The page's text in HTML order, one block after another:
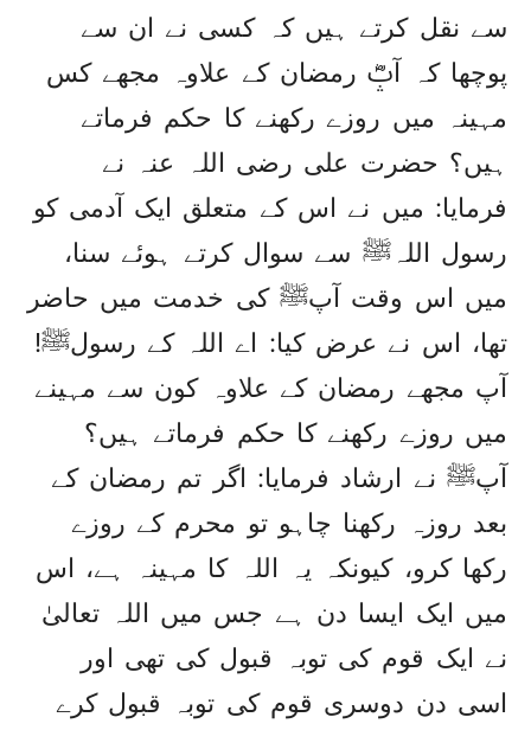
سے نقل کرتے ہیں کہ کسی نے ان سے
پوچھا کہ آپؓ رمضان کے علاوہ مجھے کس
مہینہ میں روزے رکھنے کا حکم فرماتے
ہیں؟ حضرت علی رضی اللہ عنہ نے
فرمایا: میں نے اس کے متعلق ایک آدمی کو
رسول اللہﷺ سے سوال کرتے ہوئے سنا،
میں اس وقت آپﷺ کی خدمت میں حاضر
تھا، اس نے عرض کیا: اے اللہ کے رسولﷺ!
آپ مجھے رمضان کے علاوہ کون سے مہینے
میں روزے رکھنے کا حکم فرماتے ہیں؟
آپﷺ نے ارشاد فرمایا: اگر تم رمضان کے
بعد روزہ رکھنا چاہو تو محرم کے روزے
رکھا کرو، کیونکہ یہ اللہ کا مہینہ ہے، اس
میں ایک ایسا دن ہے جس میں اللہ تعالیٰ
نے ایک قوم کی توبہ قبول کی تھی اور
اسی دن دوسری قوم کی توبہ قبول کرے